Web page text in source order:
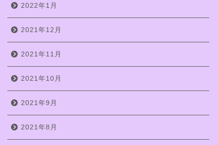
2022年1月
2021年12月
2021年11月
2021年10月
2021年9月
2021年8月